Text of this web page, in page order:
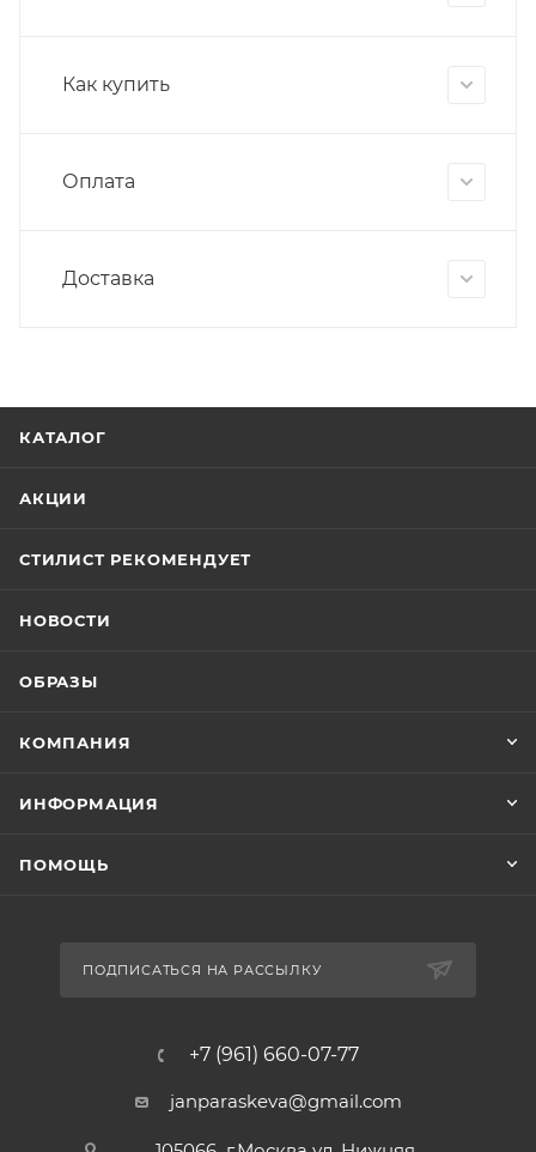
Как купить
Оплата
Доставка
КАТАЛОГ
АКЦИИ
СТИЛИСТ РЕКОМЕНДУЕТ
НОВОСТИ
ОБРАЗЫ
КОМПАНИЯ
ИНФОРМАЦИЯ
ПОМОЩЬ
ПОДПИСАТЬСЯ НА РАССЫЛКУ
+7 (961) 660-07-77
janparaskeva@gmail.com